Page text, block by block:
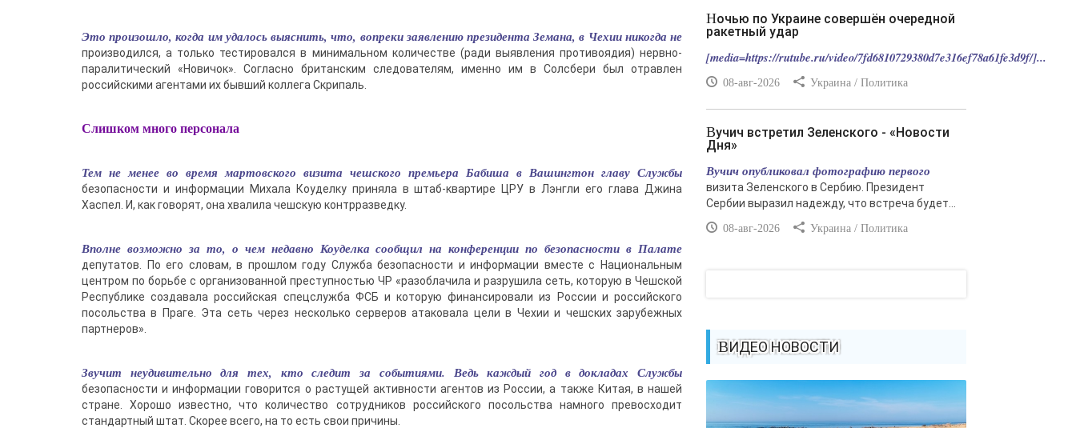
Это произошло, когда им удалось выяснить, что, вопреки заявлению президента Земана, в Чехии никогда не
производился, а только тестировался в минимальном количестве (ради выявления противоядия) нервно-
паралитический «Новичок». Согласно британским следователям, именно им в Солсбери был отравлен
российскими агентами их бывший коллега Скрипаль.
Слишком много персонала
Тем не менее во время мартовского визита чешского премьера Бабиша в Вашингтон главу Службы
безопасности и информации Михала Коуделку приняла в штаб-квартире ЦРУ в Лэнгли его глава Джина
Хаспел. И, как говорят, она хвалила чешскую контрразведку.
Вполне возможно за то, о чем недавно Коуделка сообщил на конференции по безопасности в Палате
депутатов. По его словам, в прошлом году Служба безопасности и информации вместе с Национальным
центром по борьбе с организованной преступностью ЧР «разоблачила и разрушила сеть, которую в Чешской
Республике создавала российская спецслужба ФСБ и которую финансировали из России и российского
посольства в Праге. Эта сеть через несколько серверов атаковала цели в Чехии и чешских зарубежных
партнеров».
Звучит неудивительно для тех, кто следит за событиями. Ведь каждый год в докладах Службы
безопасности и информации говорится о растущей активности агентов из России, а также Китая, в нашей
стране. Хорошо известно, что количество сотрудников российского посольства намного превосходит
стандартный штат. Скорее всего, на то есть свои причины.
Ночью по Украине совершён очередной
ракетный удар
[media=https://rutube.ru/video/7fd6810729380d7e316ef78a61fe3d9f/]...
08-авг-2026 Украина / Политика
Вучич встретил Зеленского - «Новости
Дня»
Вучич опубликовал фотографию первого
визита Зеленского в Сербию. Президент
Сербии выразил надежду, что встреча будет...
08-авг-2026 Украина / Политика
ВИДЕО НОВОСТИ